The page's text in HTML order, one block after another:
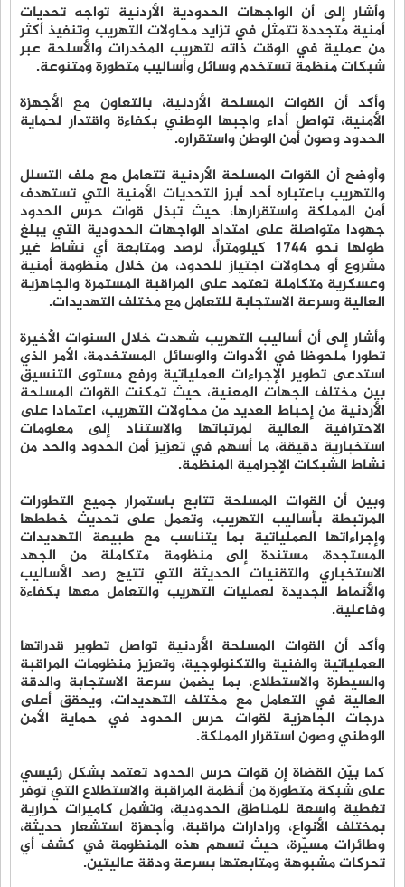
وأشار إلى أن الواجهات الحدودية الأردنية تواجه تحديات
أمنية متجددة تتمثل في تزايد محاولات التهريب وتنفيذ أكثر
من عملية في الوقت ذاته لتهريب المخدرات والأسلحة عبر
شبكات منظمة تستخدم وسائل وأساليب متطورة ومتنوعة.
وأكد أن القوات المسلحة الأردنية، بالتعاون مع الأجهزة
الأمنية، تواصل أداء واجبها الوطني بكفاءة واقتدار لحماية
الحدود وصون أمن الوطن واستقراره.
وأوضح أن القوات المسلحة الأردنية تتعامل مع ملف التسلل
والتهريب باعتباره أحد أبرز التحديات الأمنية التي تستهدف
أمن المملكة واستقرارها، حيث تبذل قوات حرس الحدود
جهودا متواصلة على امتداد الواجهات الحدودية التي يبلغ
طولها نحو 1744 كيلومتراً، لرصد ومتابعة أي نشاط غير
مشروع أو محاولات اجتياز للحدود، من خلال منظومة أمنية
وعسكرية متكاملة تعتمد على المراقبة المستمرة والجاهزية
العالية وسرعة الاستجابة للتعامل مع مختلف التهديدات.
وأشار إلى أن أساليب التهريب شهدت خلال السنوات الأخيرة
تطورا ملحوظا في الأدوات والوسائل المستخدمة، الأمر الذي
استدعى تطوير الإجراءات العملياتية ورفع مستوى التنسيق
بين مختلف الجهات المعنية، حيث تمكنت القوات المسلحة
الأردنية من إحباط العديد من محاولات التهريب، اعتمادا على
الاحترافية العالية لمرتباتها والاستناد إلى معلومات
استخبارية دقيقة، ما أسهم في تعزيز أمن الحدود والحد من
نشاط الشبكات الإجرامية المنظمة.
وبين أن القوات المسلحة تتابع باستمرار جميع التطورات
المرتبطة بأساليب التهريب، وتعمل على تحديث خططها
وإجراءاتها العملياتية بما يتناسب مع طبيعة التهديدات
المستجدة، مستندة إلى منظومة متكاملة من الجهد
الاستخباري والتقنيات الحديثة التي تتيح رصد الأساليب
والأنماط الجديدة لعمليات التهريب والتعامل معها بكفاءة
وفاعلية.
وأكد أن القوات المسلحة الأردنية تواصل تطوير قدراتها
العملياتية والفنية والتكنولوجية، وتعزيز منظومات المراقبة
والسيطرة والاستطلاع، بما يضمن سرعة الاستجابة والدقة
العالية في التعامل مع مختلف التهديدات، ويحقق أعلى
درجات الجاهزية لقوات حرس الحدود في حماية الأمن
الوطني وصون استقرار المملكة.
كما بيّن القضاة إن قوات حرس الحدود تعتمد بشكل رئيسي
على شبكة متطورة من أنظمة المراقبة والاستطلاع التي توفر
تغطية واسعة للمناطق الحدودية، وتشمل كاميرات حرارية
بمختلف الأنواع، ورادارات مراقبة، وأجهزة استشعار حديثة،
وطائرات مسيّرة، حيث تسهم هذه المنظومة في كشف أي
تحركات مشبوهة ومتابعتها بسرعة ودقة عاليتين.